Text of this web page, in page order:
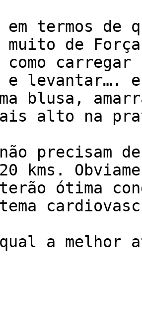
muito de
carregar
e levantar….
blusa,
alto na
kms.
ótima